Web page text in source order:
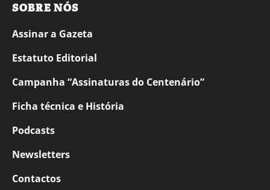
SOBRE NÓS
Assinar a Gazeta
Estatuto Editorial
Campanha “Assinaturas do Centenário”
Ficha técnica e História
Podcasts
Newsletters
Contactos